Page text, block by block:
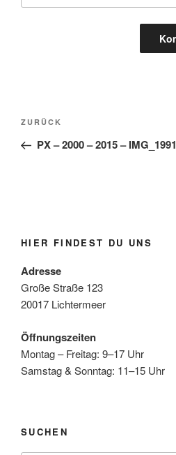
Beitragsnavigation
Vorheriger
Beitrag
ZURÜCK
PX – 2000 – 2015 – IMG_1991
HIER FINDEST DU UNS
Adresse
Große Straße 123
20017 Lichtermeer
Öffnungszeiten
Montag – Freitag: 9–17 Uhr
Samstag & Sonntag: 11–15 Uhr
SUCHEN